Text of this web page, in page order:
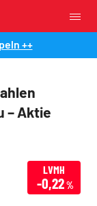
++
– Aktie
LVMH
-0,22%